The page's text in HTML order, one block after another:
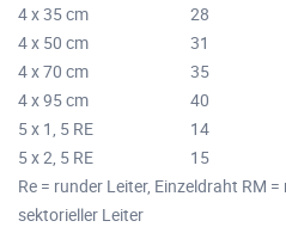
4 x 35 cm
28
4 x 50 cm
31
4 x 70 cm
35
4 x 95 cm
40
5 x 1, 5 RE
14
5 x 2, 5 RE
15
Re = runder Leiter, Einzeldraht RM
sektorieller Leiter